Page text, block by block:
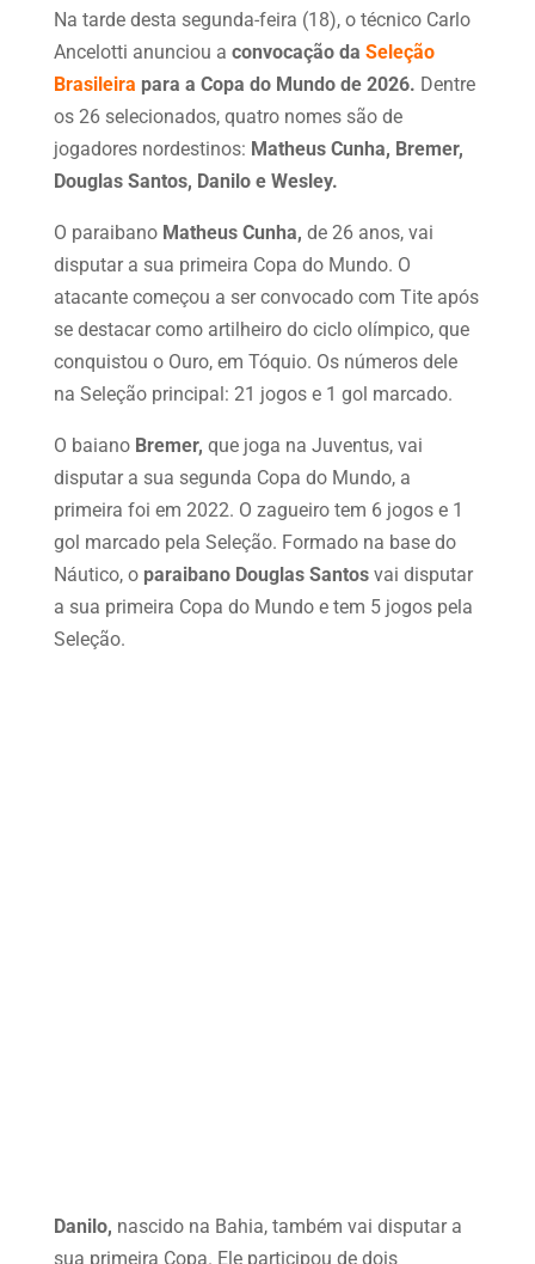
Na tarde desta segunda-feira (18), o técnico Carlo
Ancelotti anunciou a convocação da Seleção
Brasileira para a Copa do Mundo de 2026. Dentre
os 26 selecionados, quatro nomes são de
jogadores nordestinos: Matheus Cunha, Bremer,
Douglas Santos, Danilo e Wesley.
O paraibano Matheus Cunha, de 26 anos, vai
disputar a sua primeira Copa do Mundo. O
atacante começou a ser convocado com Tite após
se destacar como artilheiro do ciclo olímpico, que
conquistou o Ouro, em Tóquio. Os números dele
na Seleção principal: 21 jogos e 1 gol marcado.
O baiano Bremer, que joga na Juventus, vai
disputar a sua segunda Copa do Mundo, a
primeira foi em 2022. O zagueiro tem 6 jogos e 1
gol marcado pela Seleção. Formado na base do
Náutico, o paraibano Douglas Santosvai disputar
a sua primeira Copa do Mundo e tem 5 jogos pela
Seleção.
Danilo, nascido na Bahia, também vai disputar a
sua primeira Copa. Ele participou de dois